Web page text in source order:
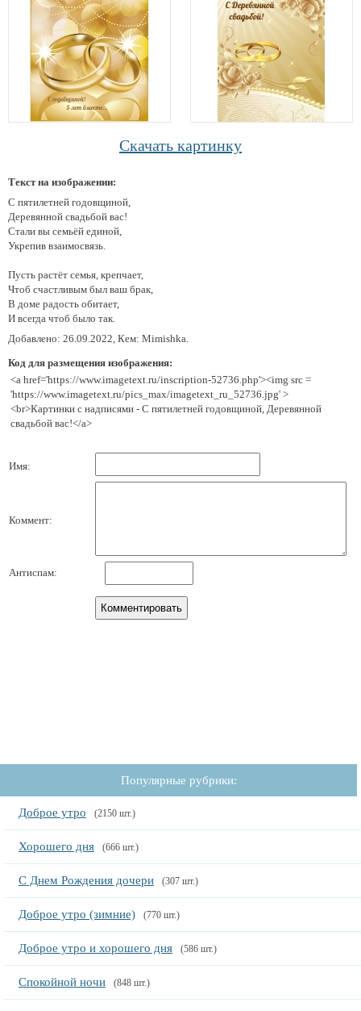
Скачать картинку
Текст на изображении:
С пятилетней годовщиной,
Деревянной свадьбой вас!
Стали вы семьёй единой,
Укрепив взаимосвязь.
Пусть растёт семья, крепчает,
Чтоб счастливым был ваш брак,
В доме радость обитает,
И всегда чтоб было так.
Добавлено: 26.09.2022, Кем: Mimishka.
Код для размещения изображения:
<a href='https://www.imagetext.ru/inscription-52736.php'><img src =
'https://www.imagetext.ru/pics_max/imagetext_ru_52736.jpg' >
<br>Картинки с надписями - С пятилетней годовщиной, Деревянной
свадьбой вас!</a>
Имя:
Коммент:
Антиспам:
Популярные рубрики:
Доброе утро (2150 шт.)
Хорошего дня (666 шт.)
С Днем Рождения дочери (307 шт.)
Доброе утро (зимние) (770 шт.)
Доброе утро и хорошего дня (586 шт.)
Спокойной ночи (848 шт.)